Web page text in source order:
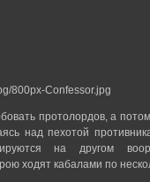
протолордов, а
над пехотой
на другом
ходят кабалами по